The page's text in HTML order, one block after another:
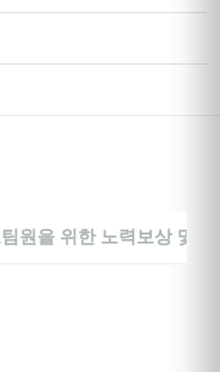
팀원을 위한 노력 보상 및